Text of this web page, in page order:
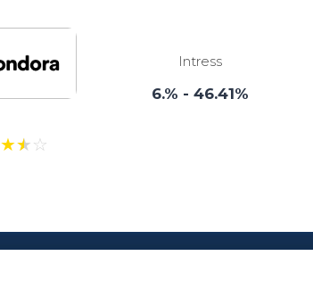
★★☆
Intress
6.% - 46.41%